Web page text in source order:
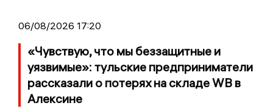
06/08/2026 17:20
«Чувствую, что мы беззащитные и
уязвимые»: тульские предприниматели
рассказали о потерях на складе WB в
Алексине